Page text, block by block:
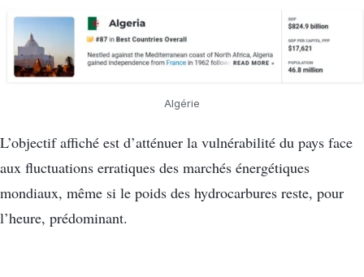
Algérie
L’objectif affiché est d’atténuer la vulnérabilité du pays face
aux fluctuations erratiques des marchés énergétiques
mondiaux, même si le poids des hydrocarbures reste, pour
l’heure, prédominant.